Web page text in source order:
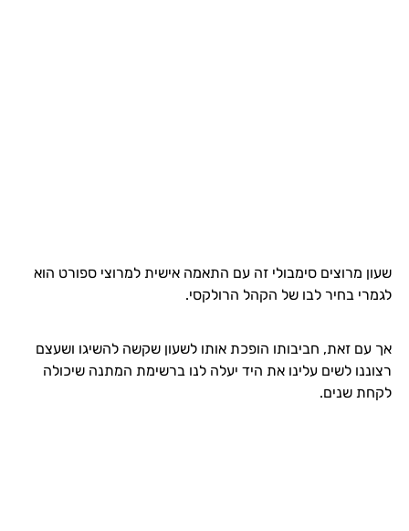
שעון מרוצים סימבולי זה עם התאמה אישית למרוצי ספורט הוא
לגמרי בחיר לבו של הקהל הרולקסי.
אך עם זאת, חביבותו הופכת אותו לשעון שקשה להשיגו ושעצם
רצוננו לשים עלינו את היד יעלה לנו ברשימת המתנה שיכולה
לקחת שנים.